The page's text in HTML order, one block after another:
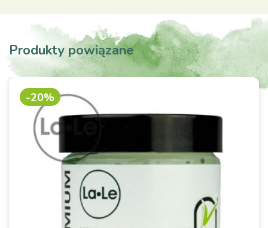
Produkty powiązane
-20%